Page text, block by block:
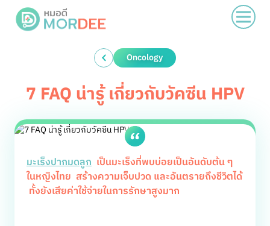
Oncology
7 FAQ น่ารู้ เกี่ยวกับวัคซีน HPV
มะเร็งปากมดลูก เป็นมะเร็งที่พบบ่อยเป็นอันดับต้น ๆ
ในหญิงไทย สร้างความเจ็บปวด และอันตรายถึงชีวิตได้
ทั้งยังเสียค่าใช้จ่ายในการรักษาสูงมาก